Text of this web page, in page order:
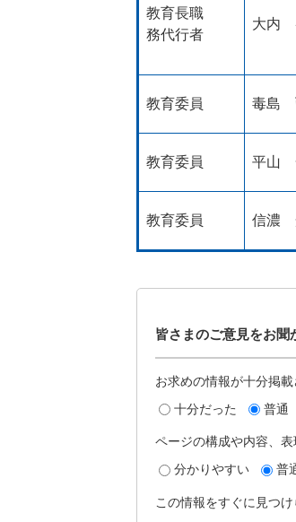
教育長職
務代行者
大内
教育委員 毒島
教育委員 平山
教育委員 信濃
皆さまのご意見をお聞
お求めの情報が十分掲
十分だった
普通
ページの構成や内容、
分かりやすい
普
この情報をすぐに見つ